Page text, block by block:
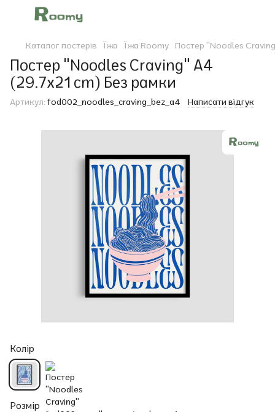
Каталог постерів Їжа Їжа Roomy Постер "Noodles
Постер "Noodles Craving" A4
(29.7x21 cm) Без рамки
Артикул: fod002_noodles_craving_bez_a4 Написати відгук
Колір
Розмір